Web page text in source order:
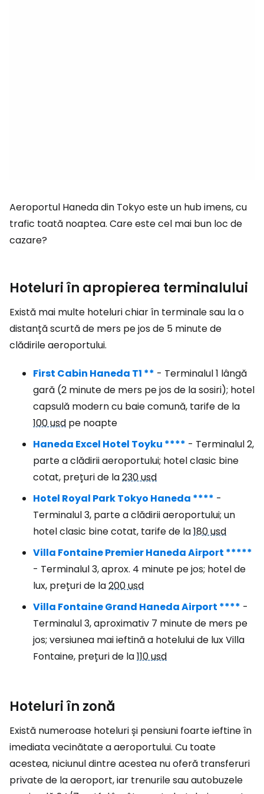
Aeroportul Haneda din Tokyo este un hub imens, cu
trafic toată noaptea. Care este cel mai bun loc de
cazare?
Hoteluri în apropierea terminalului
Există mai multe hoteluri chiar în terminale sau la o
distanță scurtă de mers pe jos de 5 minute de
clădirile aeroportului.
First Cabin Haneda T1 ** - Terminalul 1 lângă
gară (2 minute de mers pe jos de la sosiri); hotel
capsulă modern cu baie comună, tarife de la
100 usd pe noapte
Haneda Excel Hotel Toyku **** - Terminalul 2,
parte a clădirii aeroportului; hotel clasic bine
cotat, prețuri de la230 usd
Hotel Royal Park Tokyo Haneda **** -
Terminalul 3, parte a clădirii aeroportului; un
hotel clasic bine cotat, tarife de la180 usd
Villa Fontaine Premier Haneda Airport *****
- Terminalul 3, aprox. 4 minute pe jos; hotel de
lux, prețuri de la200 usd
Villa Fontaine Grand Haneda Airport **** -
Terminalul 3, aproximativ 7 minute de mers pe
jos; versiunea mai ieftină a hotelului de lux Villa
Fontaine, prețuri de la110 usd
Hoteluri în zonă
Există numeroase hoteluri și pensiuni foarte ieftine în
imediata vecinătate a aeroportului. Cu toate
acestea, niciunul dintre acestea nu oferă transferuri
private de la aeroport, iar trenurile sau autobuzele